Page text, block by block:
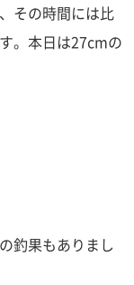
その時間には比
。本日は27cmの
釣果もありまし